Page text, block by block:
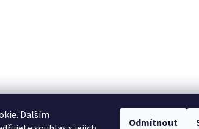
Dalším
Odmítnout
Formuláře